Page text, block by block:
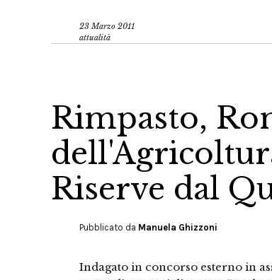
23 Marzo 2011
attualità
Rimpasto,
Riserve dal
Pubblicato da Manuela Ghizzoni
Indagato in concorso esterno in